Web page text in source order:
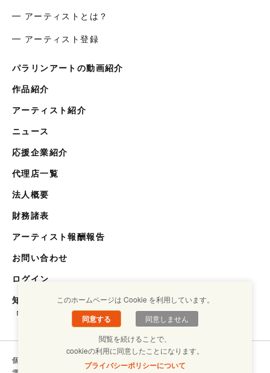
━ アーティストとは？
━ アーティスト登録
パラリンアートの動画紹介
作品紹介
アーティスト紹介
ニュース
応援企業紹介
代理店一覧
法人概要
財務諸表
アーティスト報酬報告
お問い合わせ
ログイン
知らない世界を知るメディア
「キクエスト」
個人情報保護方針
コンプライアンスについて
このホームページは Cookie を利用しています。
同意する
同意しません
閲覧を続けることで、
cookieの利用に同意したことになります。
プライバシーポリシーについて